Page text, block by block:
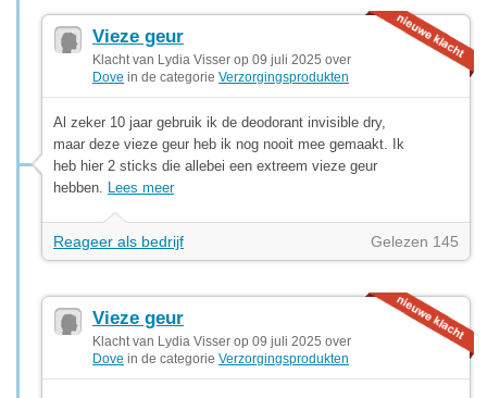
Vieze geur
Klacht van Lydia Visser op 09 juli 2025 over
Dove in de categorie Verzorgingsprodukten
Al zeker 10 jaar gebruik ik de deodorant invisible dry,
maar deze vieze geur heb ik nog nooit mee gemaakt. Ik
heb hier 2 sticks die allebei een extreem vieze geur
hebben. Lees meer
Reageer als bedrijf Gelezen 145
Vieze geur
Klacht van Lydia Visser op 09 juli 2025 over
Dove in de categorie Verzorgingsprodukten